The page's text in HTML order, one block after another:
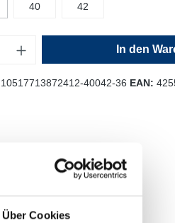
Über Cookies
40 42
In den
10517713872412-40042-36 EAN: